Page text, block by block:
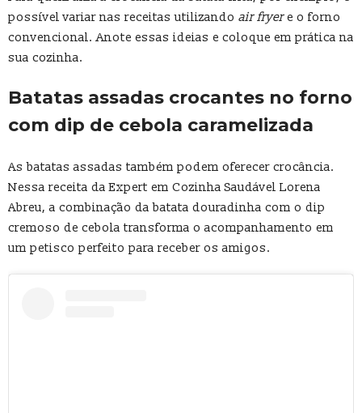
possível variar nas receitas utilizando air fryere o forno
convencional. Anote essas ideias e coloque em prática na
sua cozinha.
Batatas assadas crocantes no forno
com dip de cebola caramelizada
As batatas assadas também podem oferecer crocância.
Nessa receita da Expert em Cozinha Saudável Lorena
Abreu, a combinação da batata douradinha com o dip
cremoso de cebola transforma o acompanhamento em
um petisco perfeito para receber os amigos.